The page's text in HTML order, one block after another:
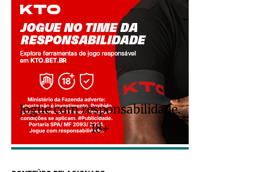
Jogue com responsabilidade.
18+